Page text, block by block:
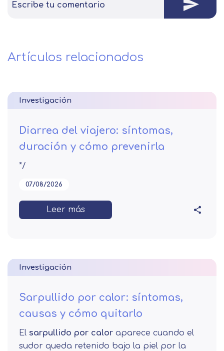
Escribe tu comentario
Artículos relacionados
Investigación
Diarrea del viajero: síntomas,
duración y cómo prevenirla
*/
07/08/2026
Leer más
Investigación
Sarpullido por calor: síntomas,
causas y cómo quitarlo
El sarpullido por calor aparece cuando el
sudor queda retenido bajo la piel por la